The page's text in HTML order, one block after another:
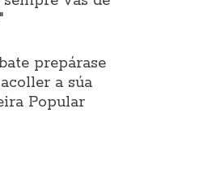
prepárase
a súa
Popular